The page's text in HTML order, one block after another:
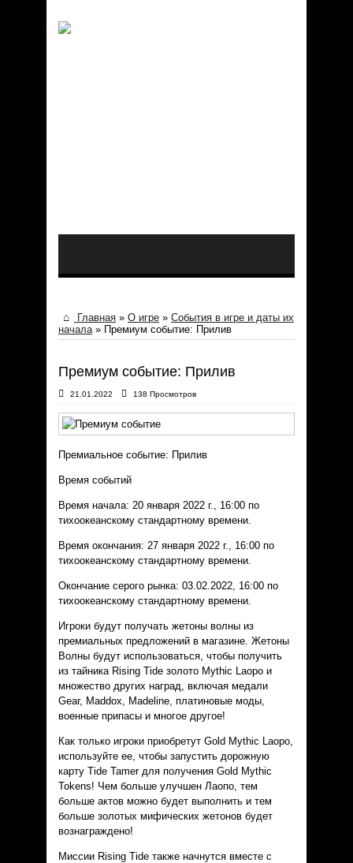
Главная » О игре » События в игре и даты их
начала » Премиум событие: Прилив
Премиум событие: Прилив
21.01.2022 138 Просмотров
Премиальное событие: Прилив
Время событий
Время начала: 20 января 2022 г., 16:00 по
тихоокеанскому стандартному времени.
Время окончания: 27 января 2022 г., 16:00 по
тихоокеанскому стандартному времени.
Окончание серого рынка: 03.02.2022, 16:00 по
тихоокеанскому стандартному времени.
Игроки будут получать жетоны волны из
премиальных предложений в магазине. Жетоны
Волны будут использоваться, чтобы получить
из тайника Rising Tide золото Mythic Laopo и
множество других наград, включая медали
Gear, Maddox, Madeline, платиновые моды,
военные припасы и многое другое!
Как только игроки приобретут Gold Mythic Laopo,
используйте ее, чтобы запустить дорожную
карту Tide Tamer для получения Gold Mythic
Tokens! Чем больше улучшен Лаопо, тем
больше актов можно будет выполнить и тем
больше золотых мифических жетонов будет
вознаграждено!
Миссии Rising Tide также начнутся вместе с